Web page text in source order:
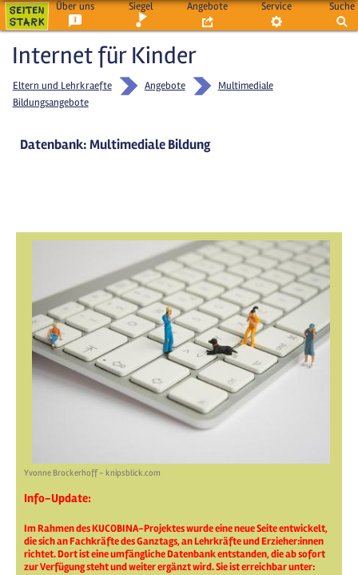
Über uns Siegel Angebote Service Suche
Internet für Kinder
Eltern und Lehrkraefte Angebote
Multimediale
Bildungsangebote
Datenbank: Multimediale Bildung
Yvonne Brockerhoff - knipsblick.com
Info-Update:
Im Rahmen des KUCOBINA-Projektes wurde eine neue Seite entwickelt,
die sich an Fachkräfte des Ganztags, an Lehrkräfte und Erzieher:innen
richtet. Dort ist eine umfängliche Datenbank entstanden, die ab sofort
zur Verfügung steht und weiter ergänzt wird. Sie ist erreichbar unter: